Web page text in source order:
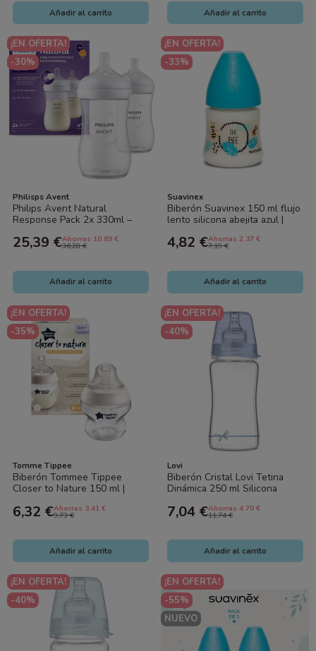
Añadir al carrito Añadir al carrito
¡EN OFERTA!
-30%
Philisps Avent
Philips Avent Natural
Response Pack 2x 330ml –
Natural...
25,39 €Ahorras 10.89 €
36,28 €
Añadir al carrito
¡EN OFERTA!
-33%
Suavinex
Biberón Suavinex 150 ml flujo
lento silicona abejita azul |
4,82 €Ahorras 2.37 €
7,19 €
Añadir al carrito
¡EN OFERTA!
-35%
Tomme Tippee
Biberón Tommee Tippee
Closer to Nature 150 ml |
lento
6,32 €Ahorras 3.41 €
9,73 €
Añadir al carrito
¡EN OFERTA!
-40%
Lovi
Biberón Cristal Lovi Tetina
Dinámica 250 ml Silicona
7,04 €Ahorras 4.70 €
11,74 €
Añadir al carrito
¡EN OFERTA!
-40%
¡EN OFERTA!
-55%
NUEVO